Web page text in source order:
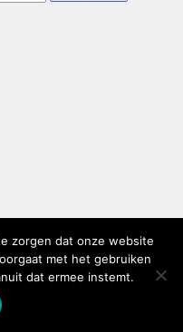
zorgen dat onze website
met het gebruiken
dat ermee instemt.